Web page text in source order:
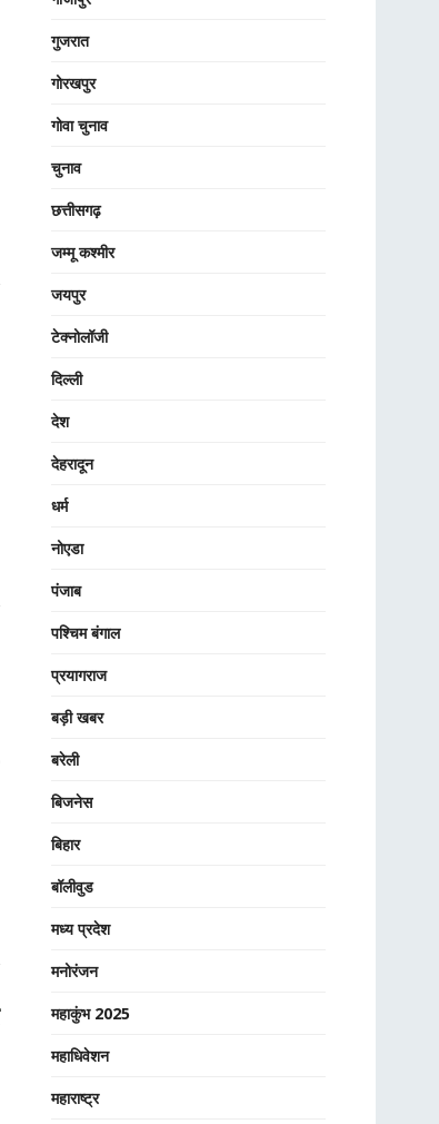
गुजरात
गोरखपुर
गोवा चुनाव
चुनाव
छत्तीसगढ़
जम्मू कश्मीर
जयपुर
टेक्नोलॉजी
दिल्ली
देश
देहरादून
धर्म
नोएडा
पंजाब
पश्चिम बंगाल
प्रयागराज
बड़ी खबर
बरेली
बिजनेस
बिहार
बॉलीवुड
मध्य प्रदेश
मनोरंजन
महाकुंभ 2025
महाधिवेशन
महाराष्ट्र